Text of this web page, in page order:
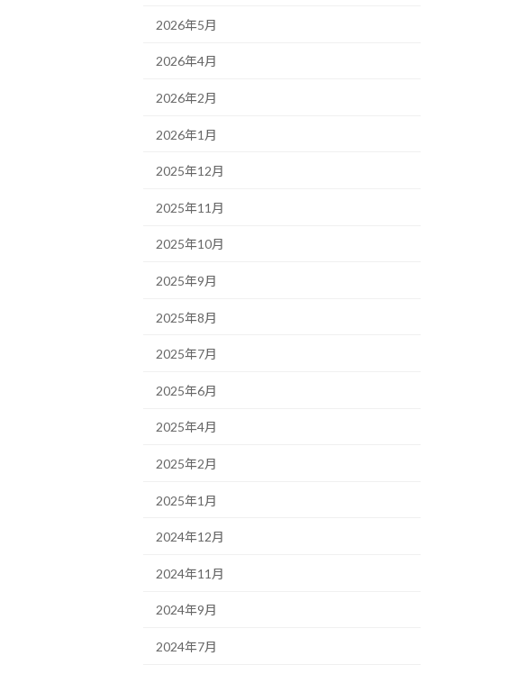
2026年5月
2026年4月
2026年2月
2026年1月
2025年12月
2025年11月
2025年10月
2025年9月
2025年8月
2025年7月
2025年6月
2025年4月
2025年2月
2025年1月
2024年12月
2024年11月
2024年9月
2024年7月